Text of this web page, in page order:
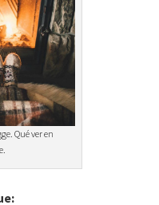
Qué ver en